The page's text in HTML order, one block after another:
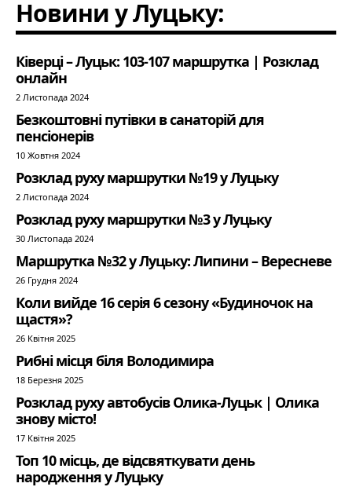
Новини у Луцьку:
Ківерці – Луцьк: 103-107 маршрутка | Розклад
онлайн
2 Листопада 2024
Безкоштовні путівки в санаторій для
пенсіонерів
10 Жовтня 2024
Розклад руху маршрутки №19 у Луцьку
2 Листопада 2024
Розклад руху маршрутки №3 у Луцьку
30 Листопада 2024
Маршрутка №32 у Луцьку: Липини – Вересневе
26 Грудня 2024
Коли вийде 16 серія 6 сезону «Будиночок на
щастя»?
26 Квітня 2025
Рибні місця біля Володимира
18 Березня 2025
Розклад руху автобусів Олика-Луцьк | Олика
знову місто!
17 Квітня 2025
Топ 10 місць, де відсвяткувати день
народження у Луцьку